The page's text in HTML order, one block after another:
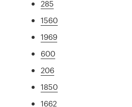
285
1560
1969
600
206
1850
1662